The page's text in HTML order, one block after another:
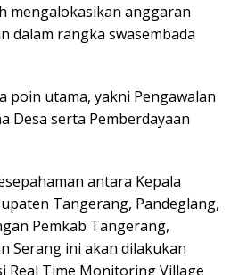
mengalokasikan anggaran
dalam rangka swasembada
poin utama, yakni Pengawalan
Desa serta Pemberdayaan
antara Kepala
Tangerang, Pandeglang,
Pemkab Tangerang,
Serang ini akan dilakukan
Real Time Monitoring Village